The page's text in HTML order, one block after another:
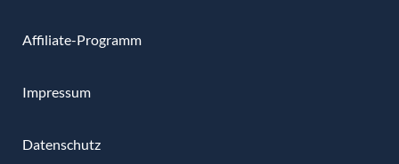
Affiliate-Programm
Impressum
Datenschutz